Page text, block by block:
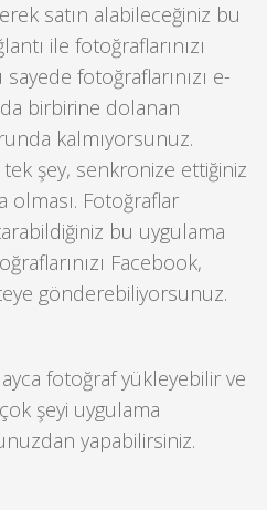
satın alabileceğiniz bu
ile fotoğraflarınızı
sayede fotoğraflarınızı e-
birbirine dolanan
kalmıyorsunuz.
şey, senkronize ettiğiniz
olması. Fotoğraflar
bu uygulama
Facebook,
gönderebiliyorsunuz.
fotoğraf yükleyebilir ve
şeyi uygulama
yapabilirsiniz.